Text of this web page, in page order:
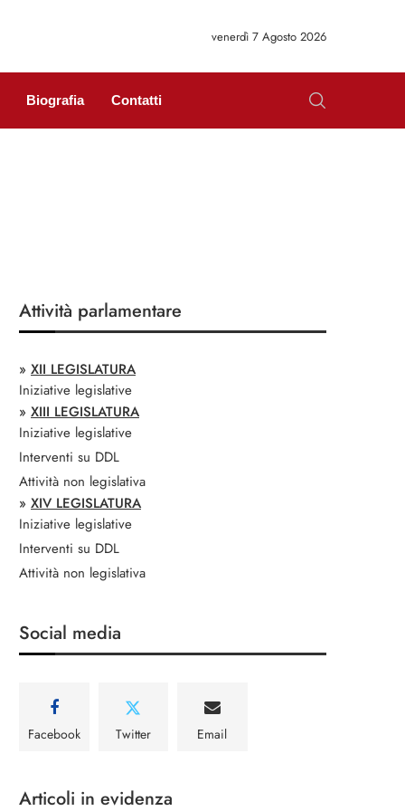
venerdì 7 Agosto 2026
Biografia Contatti
Attività parlamentare
» XII LEGISLATURA
Iniziative legislative
» XIII LEGISLATURA
Iniziative legislative
Interventi su DDL
Attività non legislativa
» XIV LEGISLATURA
Iniziative legislative
Interventi su DDL
Attività non legislativa
Social media
Facebook Twitter Email
Articoli in evidenza